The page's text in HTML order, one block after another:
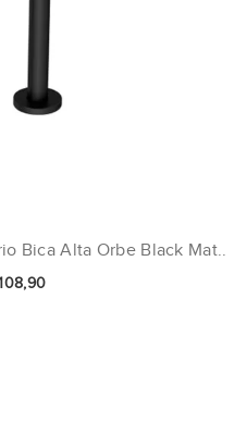
Bica Alta Orbe Black Mat..